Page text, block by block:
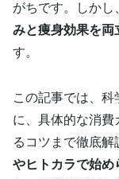
がちです。しかし
みと痩身効果を両
す。
この記事では、
に、具体的な消費
るコツまで徹底解
やヒトカラで始め